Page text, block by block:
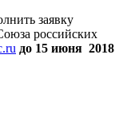
заявку
российских
до 15 июня 2018